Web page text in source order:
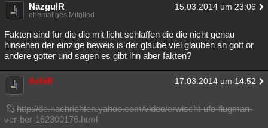
NazgulR 15.03.2014 um 23:06
ehemaliges Mitglied
Fakten sind fur die die mit licht schlaffen die die nicht genau
hinsehen der einzige beweis is der glaube viel glauben an gott or
andere gotter und sagen es gibt ihn aber fakten?
Achill 17.03.2014 um 14:52
http://de.nachrichten.yahoo.com/video/erwischt-ufo-flugman-
ver-ber-162300176.html